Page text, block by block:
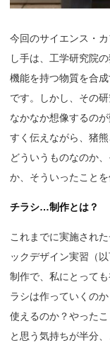
今回のサイエンス・
し手は、工学研究院
機能を持つ物質を合
です。しかし、その
なかなか想像するの
すく伝えながら、猪
どういうものなのか
か、そういったことを
チラシ…制作とは？
これまでに実施され
ックデザイン実習（
制作で、私にとって
ラシは作っていくの
使えるのか？やった
と思う気持ちが半分